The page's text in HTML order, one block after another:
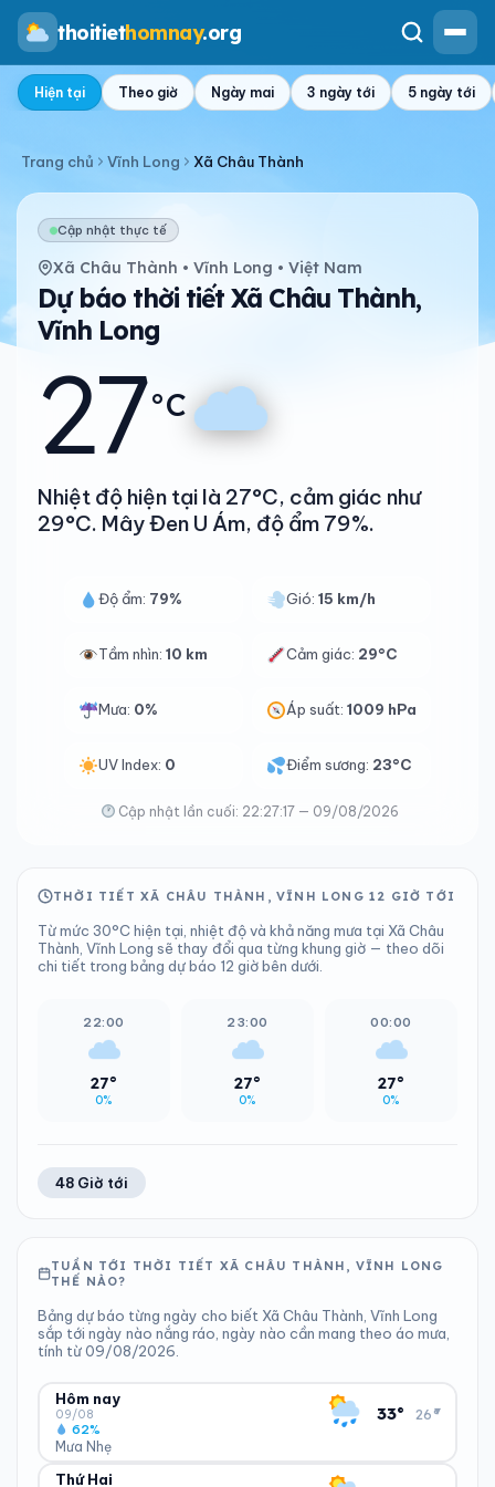
thoitiethomnay.org
Hiện tại Theo giờ Ngày mai 3 ngày tới 5 ngày tới
Trang chủ Vĩnh Long Xã Châu Thành
Cập nhật thực tế
Xã Châu Thành • Vĩnh Long • Việt Nam
Dự báo thời tiết Xã Châu Thành,
Vĩnh Long
27°C
Nhiệt độ hiện tại là 27°C, cảm giác như
29°C. Mây Đen U Ám, độ ẩm 79%.
Độ ẩm: 79% Gió:15 km/h
Tầm nhìn: 10 km Cảm giác: 29°C
Mưa: 0% Áp suất:1009 hPa
UV Index: 0 Điểm sương: 23°C
Cập nhật lần cuối: 22:27:17 — 09/08/2026
THỜI TIẾT XÃ CHÂU THÀNH, VĨNH LONG 12 GIỜ TỚI
Từ mức 30°C hiện tại, nhiệt độ và khả năng mưa tại Xã Châu
Thành, Vĩnh Long sẽ thay đổi qua từng khung giờ — theo dõi
chi tiết trong bảng dự báo 12 giờ bên dưới.
22:00
27°
0%
23:00
27°
0%
00:00
27°
0%
48 Giờ tới
TUẦN TỚI THỜI TIẾT XÃ CHÂU THÀNH, VĨNH LONG
THẾ NÀO?
Bảng dự báo từng ngày cho biết Xã Châu Thành, Vĩnh Long
sắp tới ngày nào nắng ráo, ngày nào cần mang theo áo mưa,
tính từ 09/08/2026.
Hôm nay
09/08
Mưa Nhẹ
62%
33° 26°
▾
ĐỘ ẨM
Thứ Hai